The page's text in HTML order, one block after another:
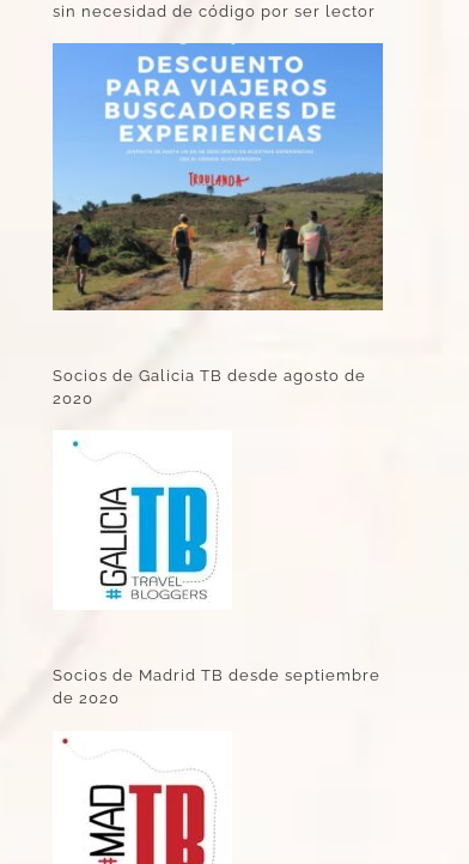
sin necesidad de código por ser lector
Socios de Galicia TB desde agosto de
2020
Socios de Madrid TB desde septiembre
de 2020